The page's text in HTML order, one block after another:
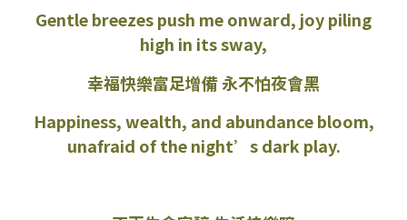
Gentle breezes push me onward, joy piling
high in its sway,
幸福快樂富足增備 永不怕夜會黑
Happiness, wealth, and abundance bloom,
unafraid of the night’s dark play.